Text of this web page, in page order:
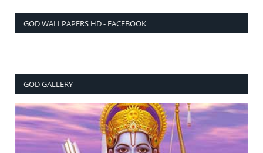
GOD WALLPAPERS HD - FACEBOOK
GOD GALLERY